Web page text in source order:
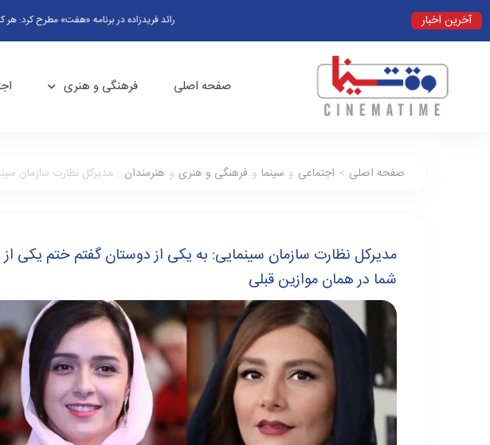
آخرین اخبار رائد فریدزاده در برنامه «هفت» مطرح کرد: هر کسی که
صفحه اصلی فرهنگی و هنری
صفحه اصلی > اجتماعی و سینما و فرهنگی و هنری و هنرمندان : مدیرکل نظارت سازمان
مدیرکل نظارت سازمان سینمایی: به یکی از دوستان گفتم ختم یکی
شما در همان موازین قبلی